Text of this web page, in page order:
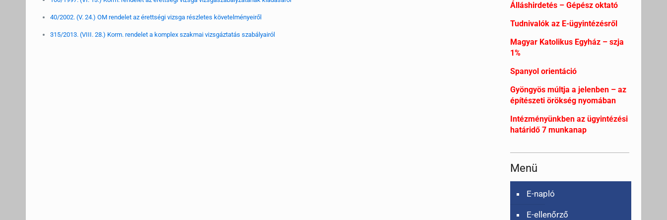
40/2002. (V. 24.) OM rendelet az érettségi vizsga részletes követelményeiről
315/2013. (VIII. 28.) Korm. rendelet a komplex szakmai vizsgáztatás szabályairól
Álláshirdetés – Gépész oktató
Tudnivalók az E-ügyintézésről
Magyar Katolikus Egyház – szja
1%
Spanyol orientáció
Gyöngyös múltja a jelenben – az
építészeti örökség nyomában
Intézményünkben az ügyintézési
határidő 7 munkanap
Menü
E-napló
E-ellenőrző